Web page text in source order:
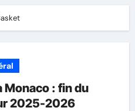
Monaco : fin du
2025-2026